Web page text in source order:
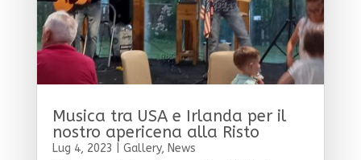
Musica tra USA e Irlanda per il
nostro apericena alla Risto
Lug 4, 2023 Gallery, News